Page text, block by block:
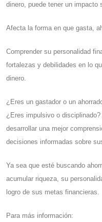
dinero, puede tener un impacto
Afecta la forma en que gasta,
Comprender su personalidad
fortalezas y debilidades en lo
dinero.
¿Eres un gastador o un
¿Eres impulsivo o
desarrollar una mejor
decisiones informadas sobre
Ya sea que esté buscando
acumular riqueza, su
logro de sus metas financieras.
Para más información: